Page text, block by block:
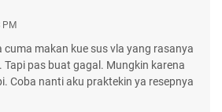
PM
cuma makan kue sus vla yang rasanya
Tapi pas buat gagal. Mungkin karena
Coba nanti aku praktekin ya resepnya